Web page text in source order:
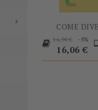
COME
Prezzo
base
16,90 € -5%
16,06 €